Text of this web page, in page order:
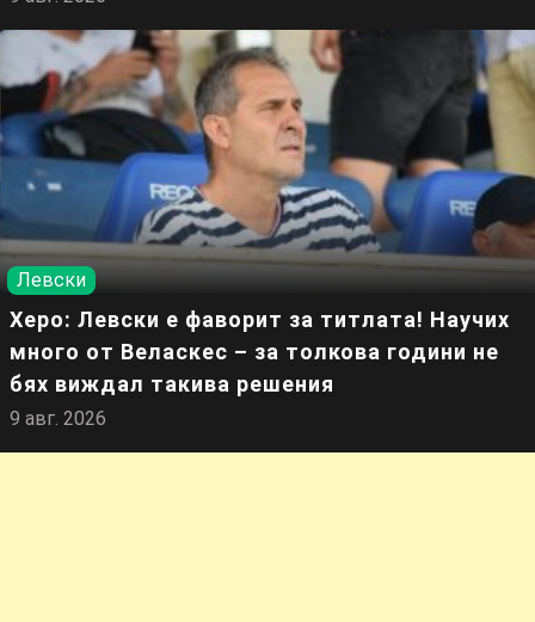
Левски
Херо: Левски е фаворит за титлата! Научих
много от Веласкес – за толкова години не
бях виждал такива решения
9 авг. 2026